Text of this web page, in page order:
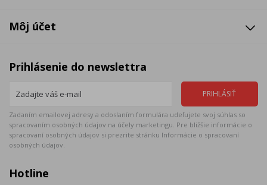
Môj účet
Prihlásenie do newslettra
Zadaním emailovej adresy a odoslaním formulára udeľujete svoj súhlas so
spracovaním osobných údajov na účely marketingu. Pre bližšie informácie o
spracovaní osobných údajov si prezrite stránku Informácie o spracovaní
osobných údajov.
Hotline